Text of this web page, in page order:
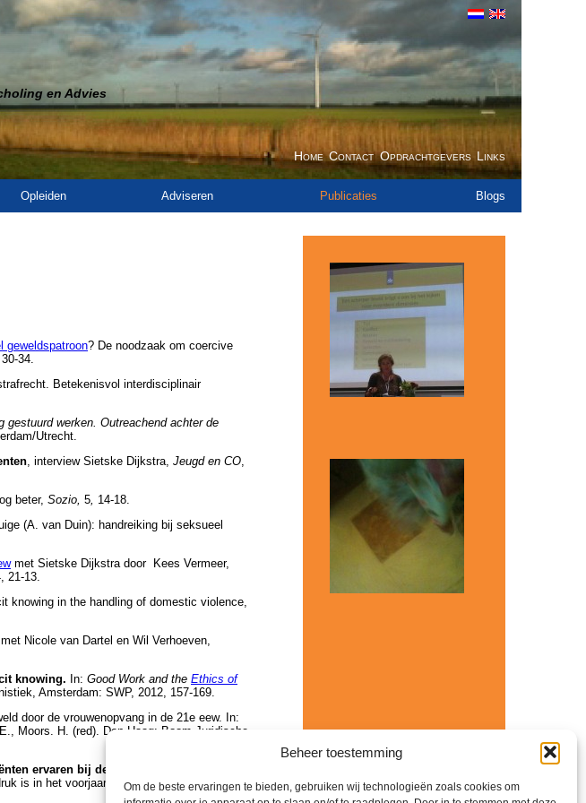
Beheer toestemming
Om de beste ervaringen te bieden, gebruiken wij technologieën zoals cookies om
en Advies
Opleiden Adviseren Publicaties Blogs
Home Contact Opdrachtgevers Links
geweldspatroon? De noodzaak om coercive
34.
Betekenisvol interdisciplinair
gestuurd werken. Outreachend achter de
Utrecht.
, interview Sietske Dijkstra, Jeugd en CO,
beter, Sozio, 5, 14-18.
(A. van Duin): handreiking bij seksueel
met Sietske Dijkstra door Kees Vermeer,
21-13.
knowing in the handling of domestic violence,
Nicole van Dartel en Wil Verhoeven,
knowing. In: Good Work and the Ethics of
Amsterdam: SWP, 2012, 157-169.
door de vrouwenopvang in de 21e eew. In:
Moors. H. (red). Den Haag: Boom Juridische
ervaren bij de aanpak van
is in het voorjaar 2011 verschenen bij SWP.